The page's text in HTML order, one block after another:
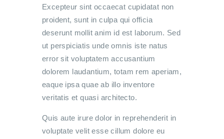
Excepteur sint occaecat cupidatat non
proident, sunt in culpa qui officia
deserunt mollit anim id est laborum. Sed
ut perspiciatis unde omnis iste natus
error sit voluptatem accusantium
dolorem laudantium, totam rem aperiam,
eaque ipsa quae ab illo inventore
veritatis et quasi architecto.
Quis aute irure dolor in reprehenderit in
voluptate velit esse cillum dolore eu